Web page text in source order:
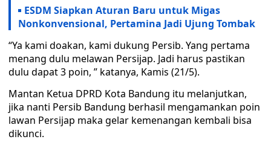
ESDM Siapkan Aturan Baru untuk Migas
Nonkonvensional, Pertamina Jadi Ujung Tombak
“Ya kami doakan, kami dukung Persib. Yang pertama
menang dulu melawan Persijap. Jadi harus pastikan
dulu dapat 3 poin, ” katanya, Kamis (21/5).
Mantan Ketua DPRD Kota Bandung itu melanjutkan,
jika nanti Persib Bandung berhasil mengamankan poin
lawan Persijap maka gelar kemenangan kembali bisa
dikunci.